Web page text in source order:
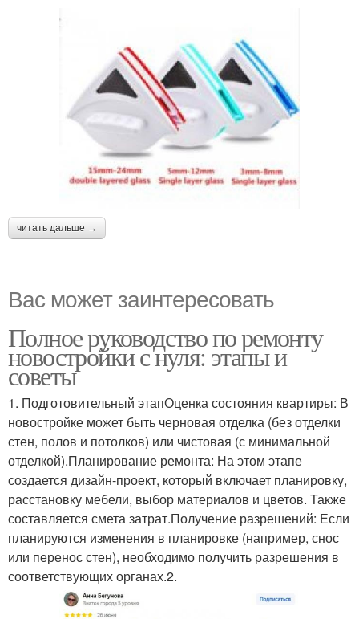
читать дальше →
Вас может заинтересовать
Полное руководство по ремонту
новостройки с нуля: этапы и
советы
1. Подготовительный этапОценка состояния квартиры: В
новостройке может быть черновая отделка (без отделки
стен, полов и потолков) или чистовая (с минимальной
отделкой).Планирование ремонта: На этом этапе
создается дизайн-проект, который включает планировку,
расстановку мебели, выбор материалов и цветов. Также
составляется смета затрат.Получение разрешений: Если
планируются изменения в планировке (например, снос
или перенос стен), необходимо получить разрешения в
соответствующих органах.2.